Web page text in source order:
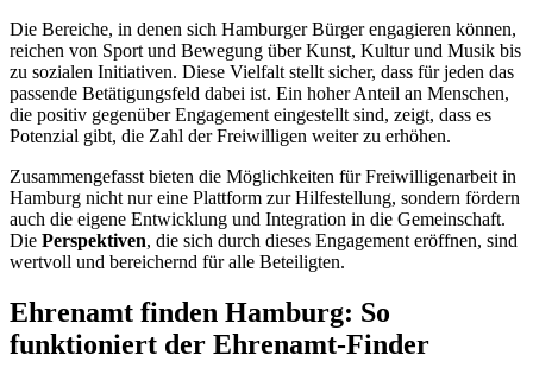
Die Bereiche, in denen sich Hamburger Bürger engagieren können,
reichen von Sport und Bewegung über Kunst, Kultur und Musik bis
zu sozialen Initiativen. Diese Vielfalt stellt sicher, dass für jeden das
passende Betätigungsfeld dabei ist. Ein hoher Anteil an Menschen,
die positiv gegenüber Engagement eingestellt sind, zeigt, dass es
Potenzial gibt, die Zahl der Freiwilligen weiter zu erhöhen.
Zusammengefasst bieten die Möglichkeiten für Freiwilligenarbeit in
Hamburg nicht nur eine Plattform zur Hilfestellung, sondern fördern
auch die eigene Entwicklung und Integration in die Gemeinschaft.
Die Perspektiven, die sich durch dieses Engagement eröffnen, sind
wertvoll und bereichernd für alle Beteiligten.
Ehrenamt finden Hamburg: So
funktioniert der Ehrenamt-Finder